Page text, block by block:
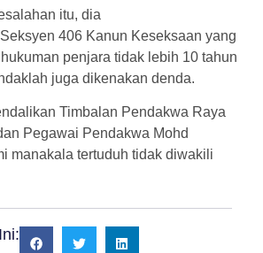
itu, dia
406 Kanun Keseksaan yang
penjara tidak lebih 10 tahun
juga dikenakan denda.
Timbalan Pendakwa Raya
Pegawai Pendakwa Mohd
manakala tertuduh tidak diwakili